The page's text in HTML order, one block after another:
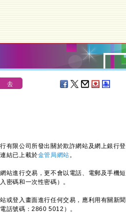
限公司所發出關於欺詐網站及網上銀行登
結已上載於金管局網站。
進行交易，更不會以電話、電郵及手機短
密碼和一次性密碼）。
登入畫面進行任何交易，應利用有關新聞
話號碼：2860 5012）。